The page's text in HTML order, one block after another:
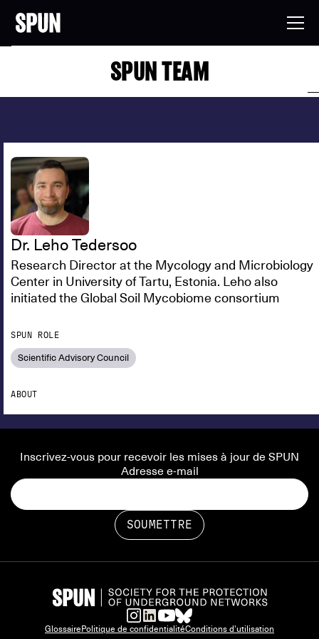
SPUN TEAM
Dr. Leho Tedersoo
Research Director at the Mycology and Microbiology
Center in University of Tartu, Estonia. Leho also
initiated the Global Soil Mycobiome consortium
SPUN ROLE
Scientific Advisory Council
ABOUT
Inscrivez-vous pour recevoir les mises à jour de SPUN
Adresse e-mail
GlossairePolitique de confidentialitéConditions d'utilisation